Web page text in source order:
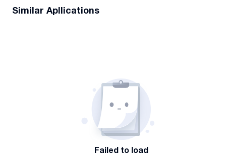
Similar Apllications
Failed to load